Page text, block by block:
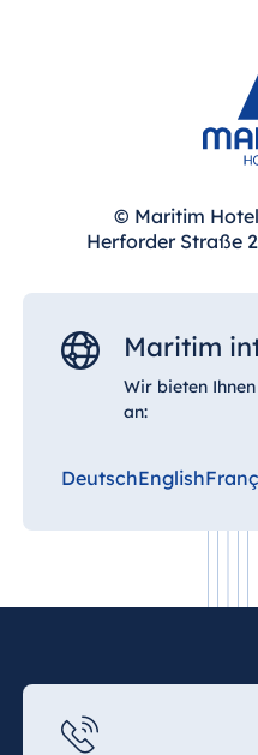
© Maritim
Herforder Straße
Maritim
Wir bieten
an:
DeutschEnglish